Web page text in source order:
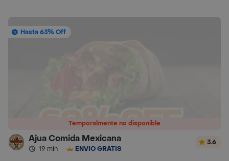
Temporalmente no disponible
Hasta 63% Off
Ajua Comida Mexicana
19 min · ENVÍO GRATIS
3.6